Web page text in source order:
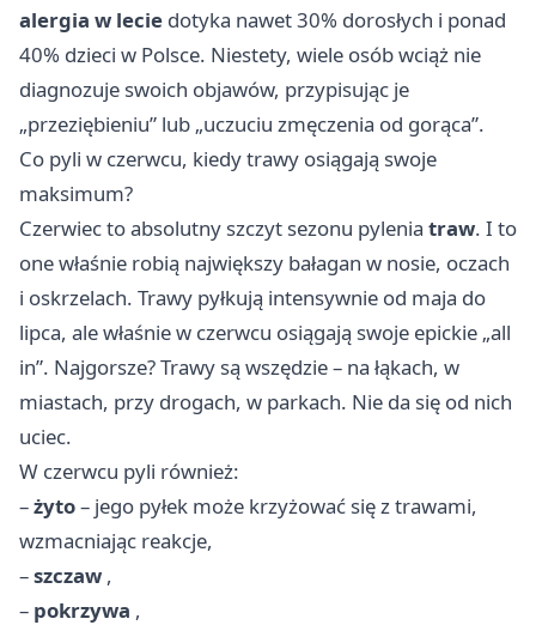
alergia w lecie dotyka nawet 30% dorosłych i ponad
40% dzieci w Polsce. Niestety, wiele osób wciąż nie
diagnozuje swoich objawów, przypisując je
„przeziębieniu” lub „uczuciu zmęczenia od gorąca”.
Co pyli w czerwcu, kiedy trawy osiągają swoje
maksimum?
Czerwiec to absolutny szczyt sezonu pylenia traw. I to
one właśnie robią największy bałagan w nosie, oczach
i oskrzelach. Trawy pyłkują intensywnie od maja do
lipca, ale właśnie w czerwcu osiągają swoje epickie „all
in”. Najgorsze? Trawy są wszędzie – na łąkach, w
miastach, przy drogach, w parkach. Nie da się od nich
uciec.
W czerwcu pyli również:
–żyto– jego pyłek może krzyżować się z trawami,
wzmacniając reakcje,
–szczaw ,
– pokrzywa ,